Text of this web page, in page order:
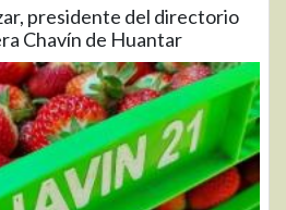
presidente del directorio
Chavín de Huantar